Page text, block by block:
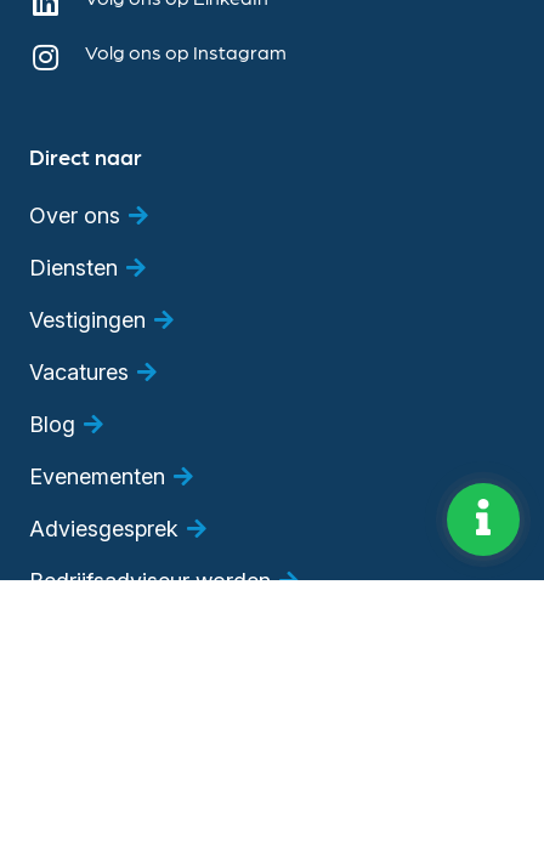
Volg ons op Instagram
Direct naar
Over ons
Diensten
Vestigingen
Vacatures
Blog
Evenementen
Adviesgesprek
Bedrijfsadviseur worden